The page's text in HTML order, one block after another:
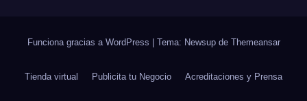
Funciona gracias a WordPress Tema: Newsup de Themeansar
Tienda virtual Publicita tu Negocio Acreditaciones y Prensa